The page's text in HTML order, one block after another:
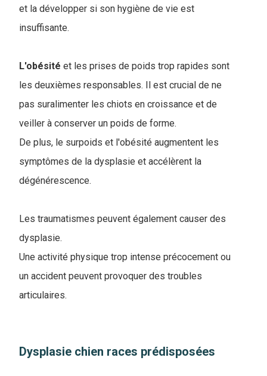
et la développer si son hygiène de vie est
insuffisante.
L'obésité et les prises de poids trop rapides sont
les deuxièmes responsables. Il est crucial de ne
pas suralimenter les chiots en croissance et de
veiller à conserver un poids de forme.
De plus, le surpoids et l'obésité augmentent les
symptômes de la dysplasie et accélèrent la
dégénérescence.
Les traumatismes peuvent également causer des
dysplasie.
Une activité physique trop intense précocement ou
un accident peuvent provoquer des troubles
articulaires.
Dysplasie chien races prédisposées